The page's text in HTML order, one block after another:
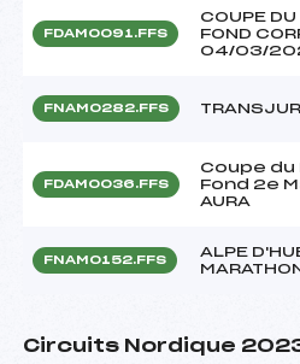
FDAM0091.FFS
COUPE
FOND
04/03/
FNAM0282.FFS
FDAM0036.FFS
Coupe du
Fond 2e
AURA
FNAM0152.FFS
ALPE
Circuits Nordique